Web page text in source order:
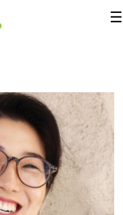
فعاليات
المنتدى
من
نحن
ومتحدثون
☰